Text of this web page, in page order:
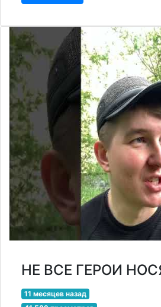
НЕ ВСЕ ГЕРОИ
11 месяцев назад